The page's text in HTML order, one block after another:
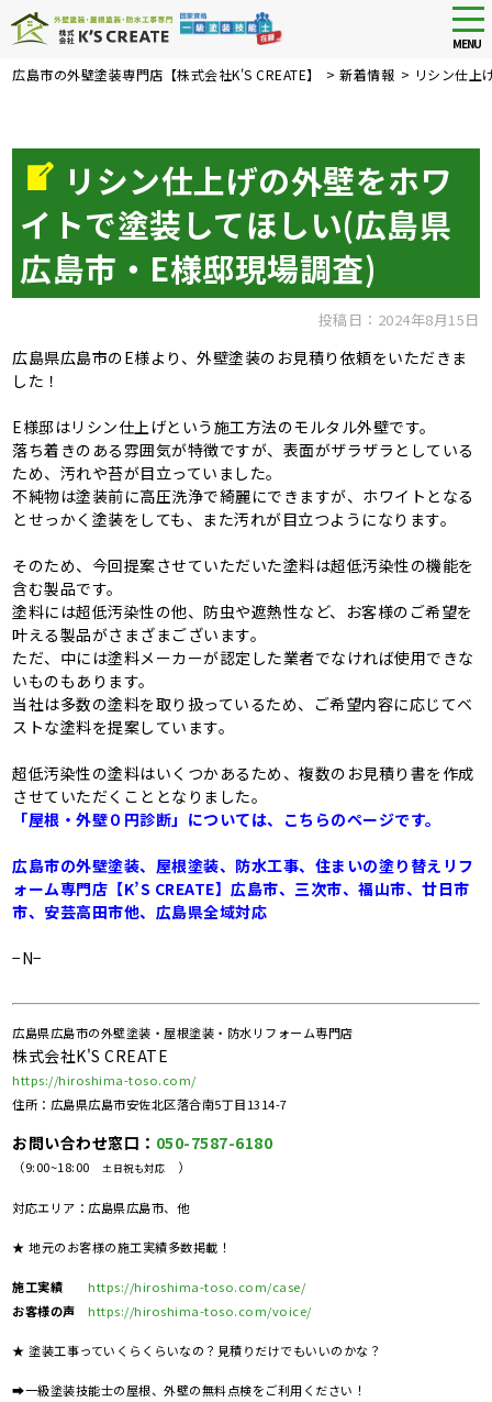
Skip
MENU
広島市の外壁塗装専門店【株式会社K'S CREATE】 >新着情報 > リシン仕上
リシン仕上げの外壁をホワ
イトで塗装してほしい(広島県
広島市・E様邸現場調査)
投稿日：2024年8月15日
広島県広島市のE様より、外壁塗装のお見積り依頼をいただきま
した！
E様邸はリシン仕上げという施工方法のモルタル外壁です。
落ち着きのある雰囲気が特徴ですが、表面がザラザラとしている
ため、汚れや苔が目立っていました。
不純物は塗装前に高圧洗浄で綺麗にできますが、ホワイトとなる
とせっかく塗装をしても、また汚れが目立つようになります。
そのため、今回提案させていただいた塗料は超低汚染性の機能を
含む製品です。
塗料には超低汚染性の他、防虫や遮熱性など、お客様のご希望を
叶える製品がさまざまございます。
ただ、中には塗料メーカーが認定した業者でなければ使用できな
いものもあります。
当社は多数の塗料を取り扱っているため、ご希望内容に応じてベ
ストな塗料を提案しています。
超低汚染性の塗料はいくつかあるため、複数のお見積り書を作成
させていただくこととなりました。
「屋根・外壁０円診断」については、こちらのページです。
広島市の外壁塗装、屋根塗装、防水工事、住まいの塗り替えリフ
ォーム専門店【K’S CREATE】広島市、三次市、福山市、廿日市
市、安芸高田市他、広島県全域対応
−N−
広島県広島市の外壁塗装・屋根塗装・防水リフォーム専門店
株式会社K'S CREATE
https://hiroshima-toso.com/
住所：広島県広島市安佐北区落合南5丁目1314-7
お問い合わせ窓口： 050-7587-6180
（9:00~18:00 土日祝も対応 ）
対応エリア：広島県広島市、他
★ 地元のお客様の施工実績多数掲載！
施工実績
https://hiroshima-toso.com/case/
お客様の声
https://hiroshima-toso.com/voice/
★ 塗装工事っていくらくらいなの？見積りだけでもいいのかな？
➡一級塗装技能士の屋根、外壁の無料点検をご利用ください！